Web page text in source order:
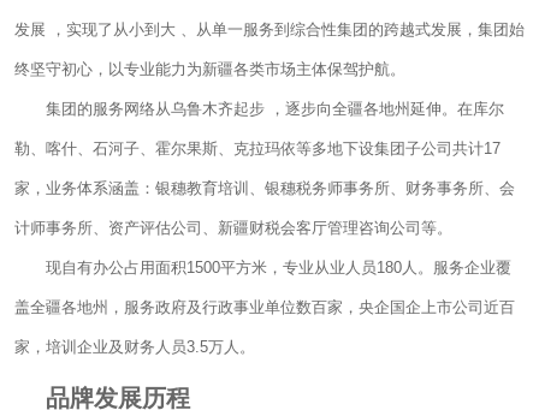
发展 ，实现了从小到大 、从单一服务到综合性集团的跨越式发展，集团始
终坚守初心，以专业能力为新疆各类市场主体保驾护航。
集团的服务网络从乌鲁木齐起步 ，逐步向全疆各地州延伸。在库尔
勒、喀什、石河子、霍尔果斯、克拉玛依等多地下设集团子公司共计17
家，业务体系涵盖：银穗教育培训、银穗税务师事务所、财务事务所、会
计师事务所、资产评估公司、新疆财税会客厅管理咨询公司等。
现自有办公占用面积1500平方米，专业从业人员180人。服务企业覆
盖全疆各地州，服务政府及行政事业单位数百家，央企国企上市公司近百
家，培训企业及财务人员3.5万人。
品牌发展历程